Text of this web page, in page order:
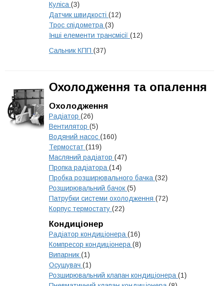
Куліса (3)
Датчик швидкості (12)
Трос спідометра (3)
Інші елементи трансмісії (12)
Сальник КПП (37)
Охолодження та опалення
Охолодження
Радіатор (26)
Вентилятор (5)
Водяний насос (160)
Термостат (119)
Масляний радіатор (47)
Пропка радіатора (14)
Пробка розширювального бачка (32)
Розширювальний бачок (5)
Патрубки системи охолодження (72)
Корпус термостату (22)
Кондиціонер
Радіатор кондиціонера (16)
Компресор кондиціонера (8)
Випарник (1)
Осушувач (1)
Розширювальний клапан кондиціонера (1)